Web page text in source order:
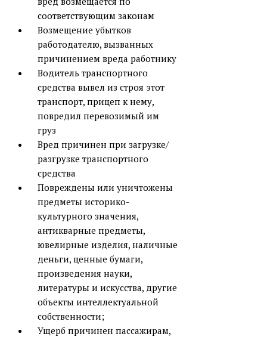
соответствующим законам
Возмещение убытков
работодателю, вызванных
причинением вреда работнику
Водитель транспортного
средства вывел из строя этот
транспорт, прицеп к нему,
повредил перевозимый им
груз
Вред причинен при загрузке/
разгрузке транспортного
средства
Повреждены или уничтожены
предметы историко-
культурного значения,
антикварные предметы,
ювелирные изделия, наличные
деньги, ценные бумаги,
произведения науки,
литературы и искусства, другие
объекты интеллектуальной
собственности;
Ущерб причинен пассажирам,